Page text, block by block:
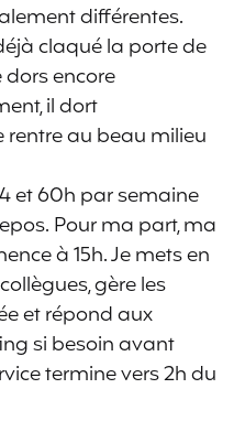
différentes.
claqué la porte de
encore
il dort
au beau milieu
et 60h par semaine
Pour ma part, ma
à 15h. Je mets en
gère les
et répond aux
si besoin avant
termine vers 2h du